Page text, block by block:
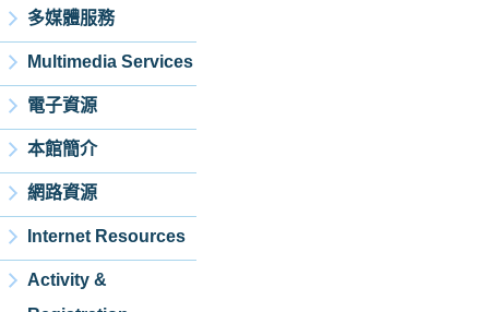
多媒體服務
Multimedia Services
電子資源
本館簡介
網路資源
Internet Resources
Activity &